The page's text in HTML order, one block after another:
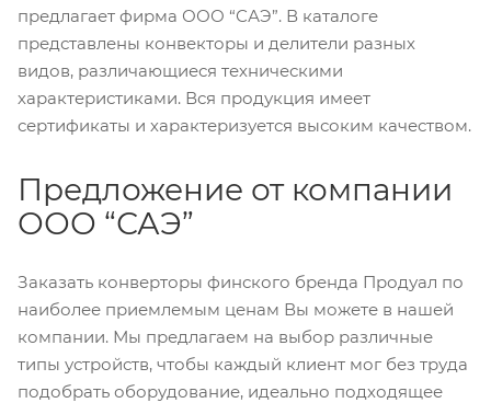
предлагает фирма ООО “САЭ”. В каталоге
представлены конвекторы и делители разных
видов, различающиеся техническими
характеристиками. Вся продукция имеет
сертификаты и характеризуется высоким качеством.
Предложение от компании
ООО “САЭ”
Заказать конверторы финского бренда Продуал по
наиболее приемлемым ценам Вы можете в нашей
компании. Мы предлагаем на выбор различные
типы устройств, чтобы каждый клиент мог без труда
подобрать оборудование, идеально подходящее